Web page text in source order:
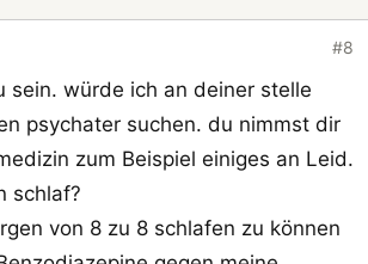
#8
sein. würde ich an deiner stelle
psychater suchen. du nimmst dir
zum Beispiel einiges an Leid.
schlaf?
von 8 zu 8 schlafen zu können